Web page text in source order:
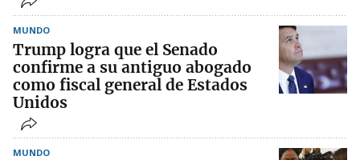
MUNDO
Trump logra que el Senado
confirme a su antiguo abogado
como fiscal general de Estados
Unidos
MUNDO